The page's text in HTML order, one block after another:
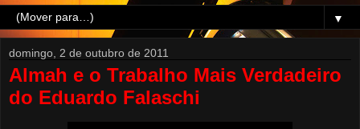
▼
domingo, 2 de outubro de 2011
Almah e o Trabalho Mais Verdadeiro
do Eduardo Falaschi